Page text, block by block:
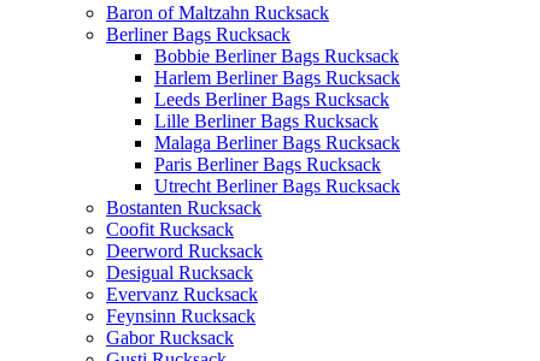
Baron of Maltzahn Rucksack
Berliner Bags Rucksack
Bobbie Berliner Bags Rucksack
Harlem Berliner Bags Rucksack
Leeds Berliner Bags Rucksack
Lille Berliner Bags Rucksack
Malaga Berliner Bags Rucksack
Paris Berliner Bags Rucksack
Utrecht Berliner Bags Rucksack
Bostanten Rucksack
Coofit Rucksack
Deerword Rucksack
Desigual Rucksack
Evervanz Rucksack
Feynsinn Rucksack
Gabor Rucksack